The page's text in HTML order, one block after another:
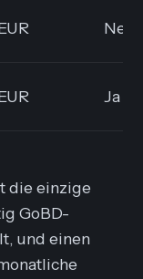
Nein
Ja
die einzige
GoBD-
und einen